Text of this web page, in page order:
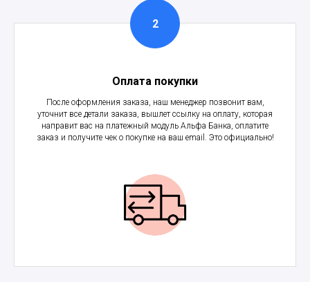
Оплата покупки
После оформления заказа, наш менеджер позвонит вам,
уточнит все детали заказа, вышлет ссылку на оплату, которая
направит вас на платежный модуль Альфа Банка, оплатите
заказ и получите чек о покупке на ваш email. Это официально!